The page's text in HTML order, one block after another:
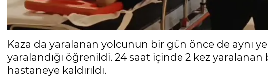
Kaza da yaralanan yolcunun bir gün önce de aynı
yaralandığı öğrenildi. 24 saat içinde 2 kez yaralanan
hastaneye kaldırıldı.